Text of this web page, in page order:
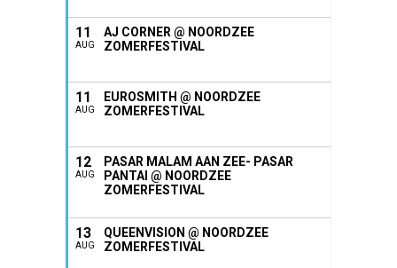
11
AUG
AJ CORNER @ NOORDZEE
ZOMERFESTIVAL
11
AUG
EUROSMITH @ NOORDZEE
ZOMERFESTIVAL
12
AUG
PASAR MALAM AAN ZEE- PASAR
PANTAI @ NOORDZEE
ZOMERFESTIVAL
13
AUG
QUEENVISION @ NOORDZEE
ZOMERFESTIVAL